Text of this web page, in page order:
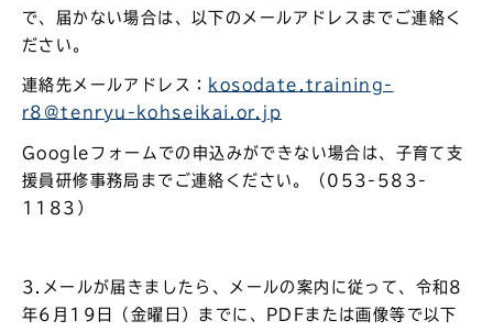
で、届かない場合は、以下のメールアドレスまでご連絡く
ださい。
連絡先メールアドレス：
kosodate.training-
r8@tenryu-kohseikai.or.jp
Googleフォームでの申込みができない場合は、子育て支
援員研修事務局までご連絡ください。（053-583-
1183）
3.メールが届きましたら、メールの案内に従って、令和8
年6月19日（金曜日）までに、PDFまたは画像等で以下